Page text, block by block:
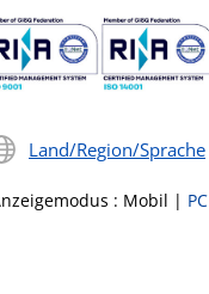
Land/Region/Sprache
: Mobil | PC